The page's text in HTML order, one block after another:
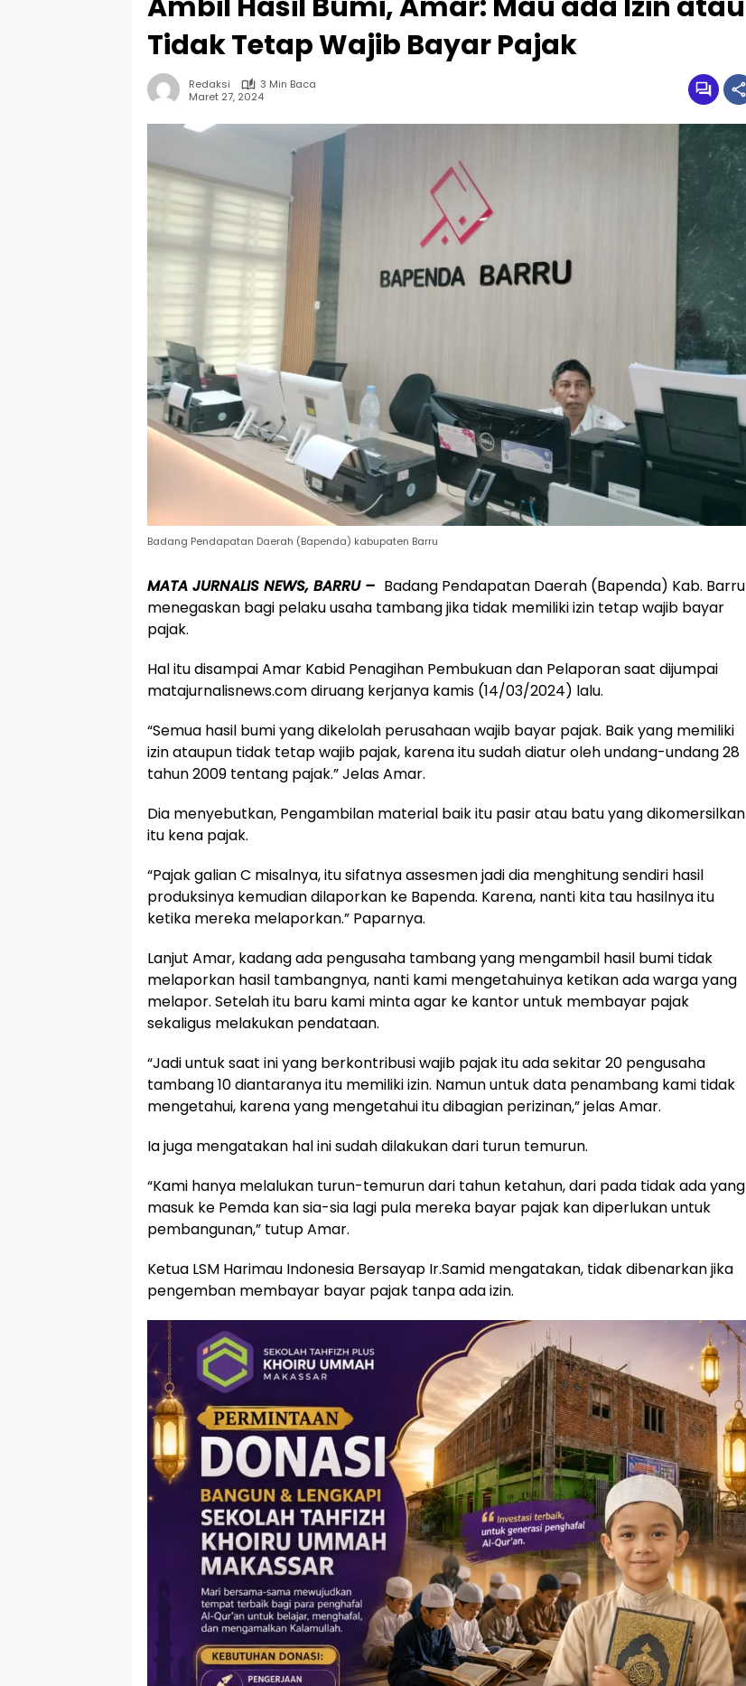
Tidak Tetap Wajib Bayar Pajak
Redaksi
3 Min Baca
Maret 27, 2024
Badang Pendapatan Daerah (Bapenda) kabupaten Barru
MATA JURNALIS NEWS, BARRU – Badang Pendapatan Daerah (Bapenda) Kab. Barru
menegaskan bagi pelaku usaha tambang jika tidak memiliki izin tetap wajib bayar
pajak.
Hal itu disampai Amar Kabid Penagihan Pembukuan dan Pelaporan saat dijumpai
matajurnalisnews.com diruang kerjanya kamis (14/03/2024) lalu.
“Semua hasil bumi yang dikelolah perusahaan wajib bayar pajak. Baik yang memiliki
izin ataupun tidak tetap wajib pajak, karena itu sudah diatur oleh undang-undang 28
tahun 2009 tentang pajak.” Jelas Amar.
Dia menyebutkan, Pengambilan material baik itu pasir atau batu yang dikomersilkan
itu kena pajak.
“Pajak galian C misalnya, itu sifatnya assesmen jadi dia menghitung sendiri hasil
produksinya kemudian dilaporkan ke Bapenda. Karena, nanti kita tau hasilnya itu
ketika mereka melaporkan.” Paparnya.
Lanjut Amar, kadang ada pengusaha tambang yang mengambil hasil bumi tidak
melaporkan hasil tambangnya, nanti kami mengetahuinya ketikan ada warga yang
melapor. Setelah itu baru kami minta agar ke kantor untuk membayar pajak
sekaligus melakukan pendataan.
“Jadi untuk saat ini yang berkontribusi wajib pajak itu ada sekitar 20 pengusaha
tambang 10 diantaranya itu memiliki izin. Namun untuk data penambang kami tidak
mengetahui, karena yang mengetahui itu dibagian perizinan,” jelas Amar.
Ia juga mengatakan hal ini sudah dilakukan dari turun temurun.
“Kami hanya melalukan turun-temurun dari tahun ketahun, dari pada tidak ada yang
masuk ke Pemda kan sia-sia lagi pula mereka bayar pajak kan diperlukan untuk
pembangunan,” tutup Amar.
Ketua LSM Harimau Indonesia Bersayap Ir.Samid mengatakan, tidak dibenarkan jika
pengemban membayar bayar pajak tanpa ada izin.